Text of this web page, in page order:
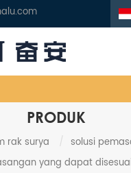
PRODUK
rak surya / solusi
yang dapat